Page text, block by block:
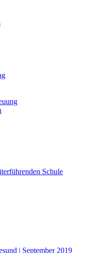
Schule
| September 2019